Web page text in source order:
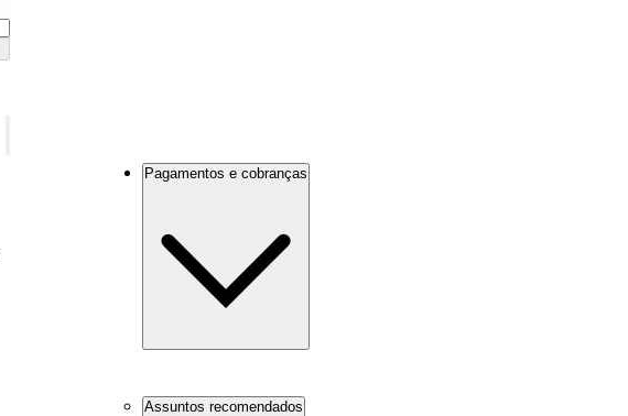
Pagamentos e cobranças
Assuntos recomendados